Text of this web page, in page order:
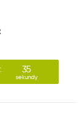
34
sekundy